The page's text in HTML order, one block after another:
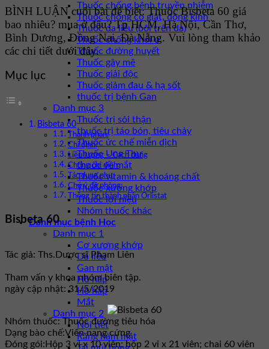
Thuốc chống bệnh truyền nhiễm
Thuốc chống co giật, động kinh
Thuốc da liễu (bôi trên da)
Thuốc chống khối u
Thuốc đường huyết
Thuốc gây mê
Thuốc giải độc
Thuốc giảm đau & hạ sốt
thuốc trị bệnh Gan
Danh mục 3
Thuốc trị sỏi thận
thuốc trị táo bón, tiêu chảy
Thuốc ức chế miễn dịch
Thuốc Ung Thư
thuốc về mắt
Thuốc vitamin & khoáng chất
Thuốc xương khớp
Thuốc lợi niệu
Nhóm thuốc khác
Danh mục bệnh Học
Danh mục 1
Cơ xương khớp
Da liễu
Gan mật
Hô hấp
Hô hấp
Mắt
Danh mục 2
Nội tiết
Răng hàm mặt
BÌNH LUẬN cuối bài để biết: Thuốc Bisbeta 60 giá
bao nhiêu? mua ở đâu? Tp HCM, Hà Nội, Cần Thơ,
Bình Dương, Đồng Nai, Đà Nẵng. Vui lòng tham khảo
các chi tiết dưới đây.
Mục lục
Bisbeta 60
Thành phần:
Chỉ định:
Liều lượng – Cách dùng
Chống chỉ định:
Tác dụng phụ:
Chú ý đề phòng:
Thông tin thành phần Orlistat
Bisbeta 60
Tác giả: Ths.Dược sĩ Phạm Liên
Tham vấn y khoa nhóm biên tập.
ngày cập nhật: 31/5/2019
Nhóm thuốc: Thuốc đường tiêu hóa
Dạng bào chế:Viên nang cứng
Đóng gói: Hộp 3 vỉ x 10 viên; hộp 2 vỉ x 21 viên; chai 60 viên